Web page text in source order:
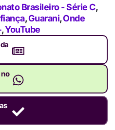
Brasileiro - Série C,
,Guarani,Onde
,YouTube